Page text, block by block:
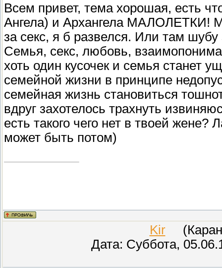
Всем привет, тема хорошая, есть
Ангела) и Архангела МАЛОЛЕТКИ!
за секс, я б развелся. Или там шубу
Семья, секс, любовь,
хоть один кусочек и семья станет
семейной жизни в принципе
семейная жизнь становиться
вдруг захотелось трахнуть
есть такого чего нет в твоей жене?
может быть потом)
Kir
Дата: Суббота,